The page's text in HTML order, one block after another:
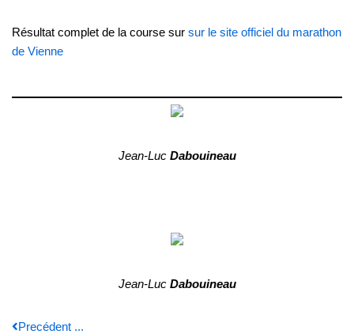
Résultat complet de la course sur sur le site officiel du marathon
de Vienne
Jean-Luc Dabouineau
Jean-Luc Dabouineau
Precédent ...